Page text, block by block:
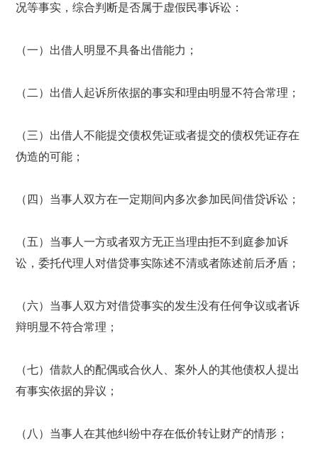
况等事实，综合判断是否属于虚假民事诉讼：
（一）出借人明显不具备出借能力；
（二）出借人起诉所依据的事实和理由明显不符合常理；
（三）出借人不能提交债权凭证或者提交的债权凭证存在
伪造的可能；
（四）当事人双方在一定期间内多次参加民间借贷诉讼；
（五）当事人一方或者双方无正当理由拒不到庭参加诉
讼，委托代理人对借贷事实陈述不清或者陈述前后矛盾；
（六）当事人双方对借贷事实的发生没有任何争议或者诉
辩明显不符合常理；
（七）借款人的配偶或合伙人、案外人的其他债权人提出
有事实依据的异议；
（八）当事人在其他纠纷中存在低价转让财产的情形；